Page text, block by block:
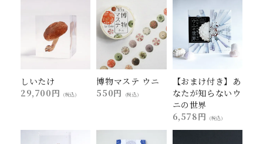
しいたけ
29,700円
(税込)
博物マステ ウニ
550円
(税込)
【おまけ付き】あ
なたが知らないウ
ニの世界
6,578円
(税込)